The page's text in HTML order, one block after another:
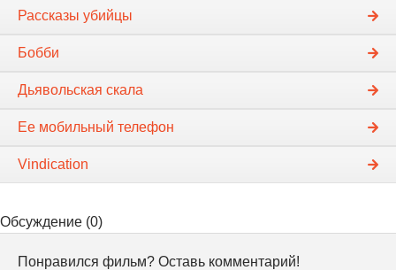
Рассказы убийцы
Бобби
Дьявольская скала
Ее мобильный телефон
Vindication
Обсуждение (0)
Понравился фильм? Оставь комментарий!